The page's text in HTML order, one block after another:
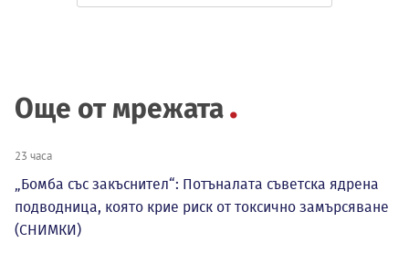
Още от мрежата
23 часа
„Бомба със закъснител“: Потъналата съветска ядрена
подводница, която крие риск от токсично замърсяване
(СНИМКИ)